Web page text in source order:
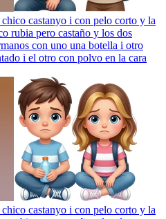
castanyo i con pelo corto y la
rubia pero castaño y los dos
con uno una botella i otro
i el otro con polvo en la cara
castanyo i con pelo corto y la